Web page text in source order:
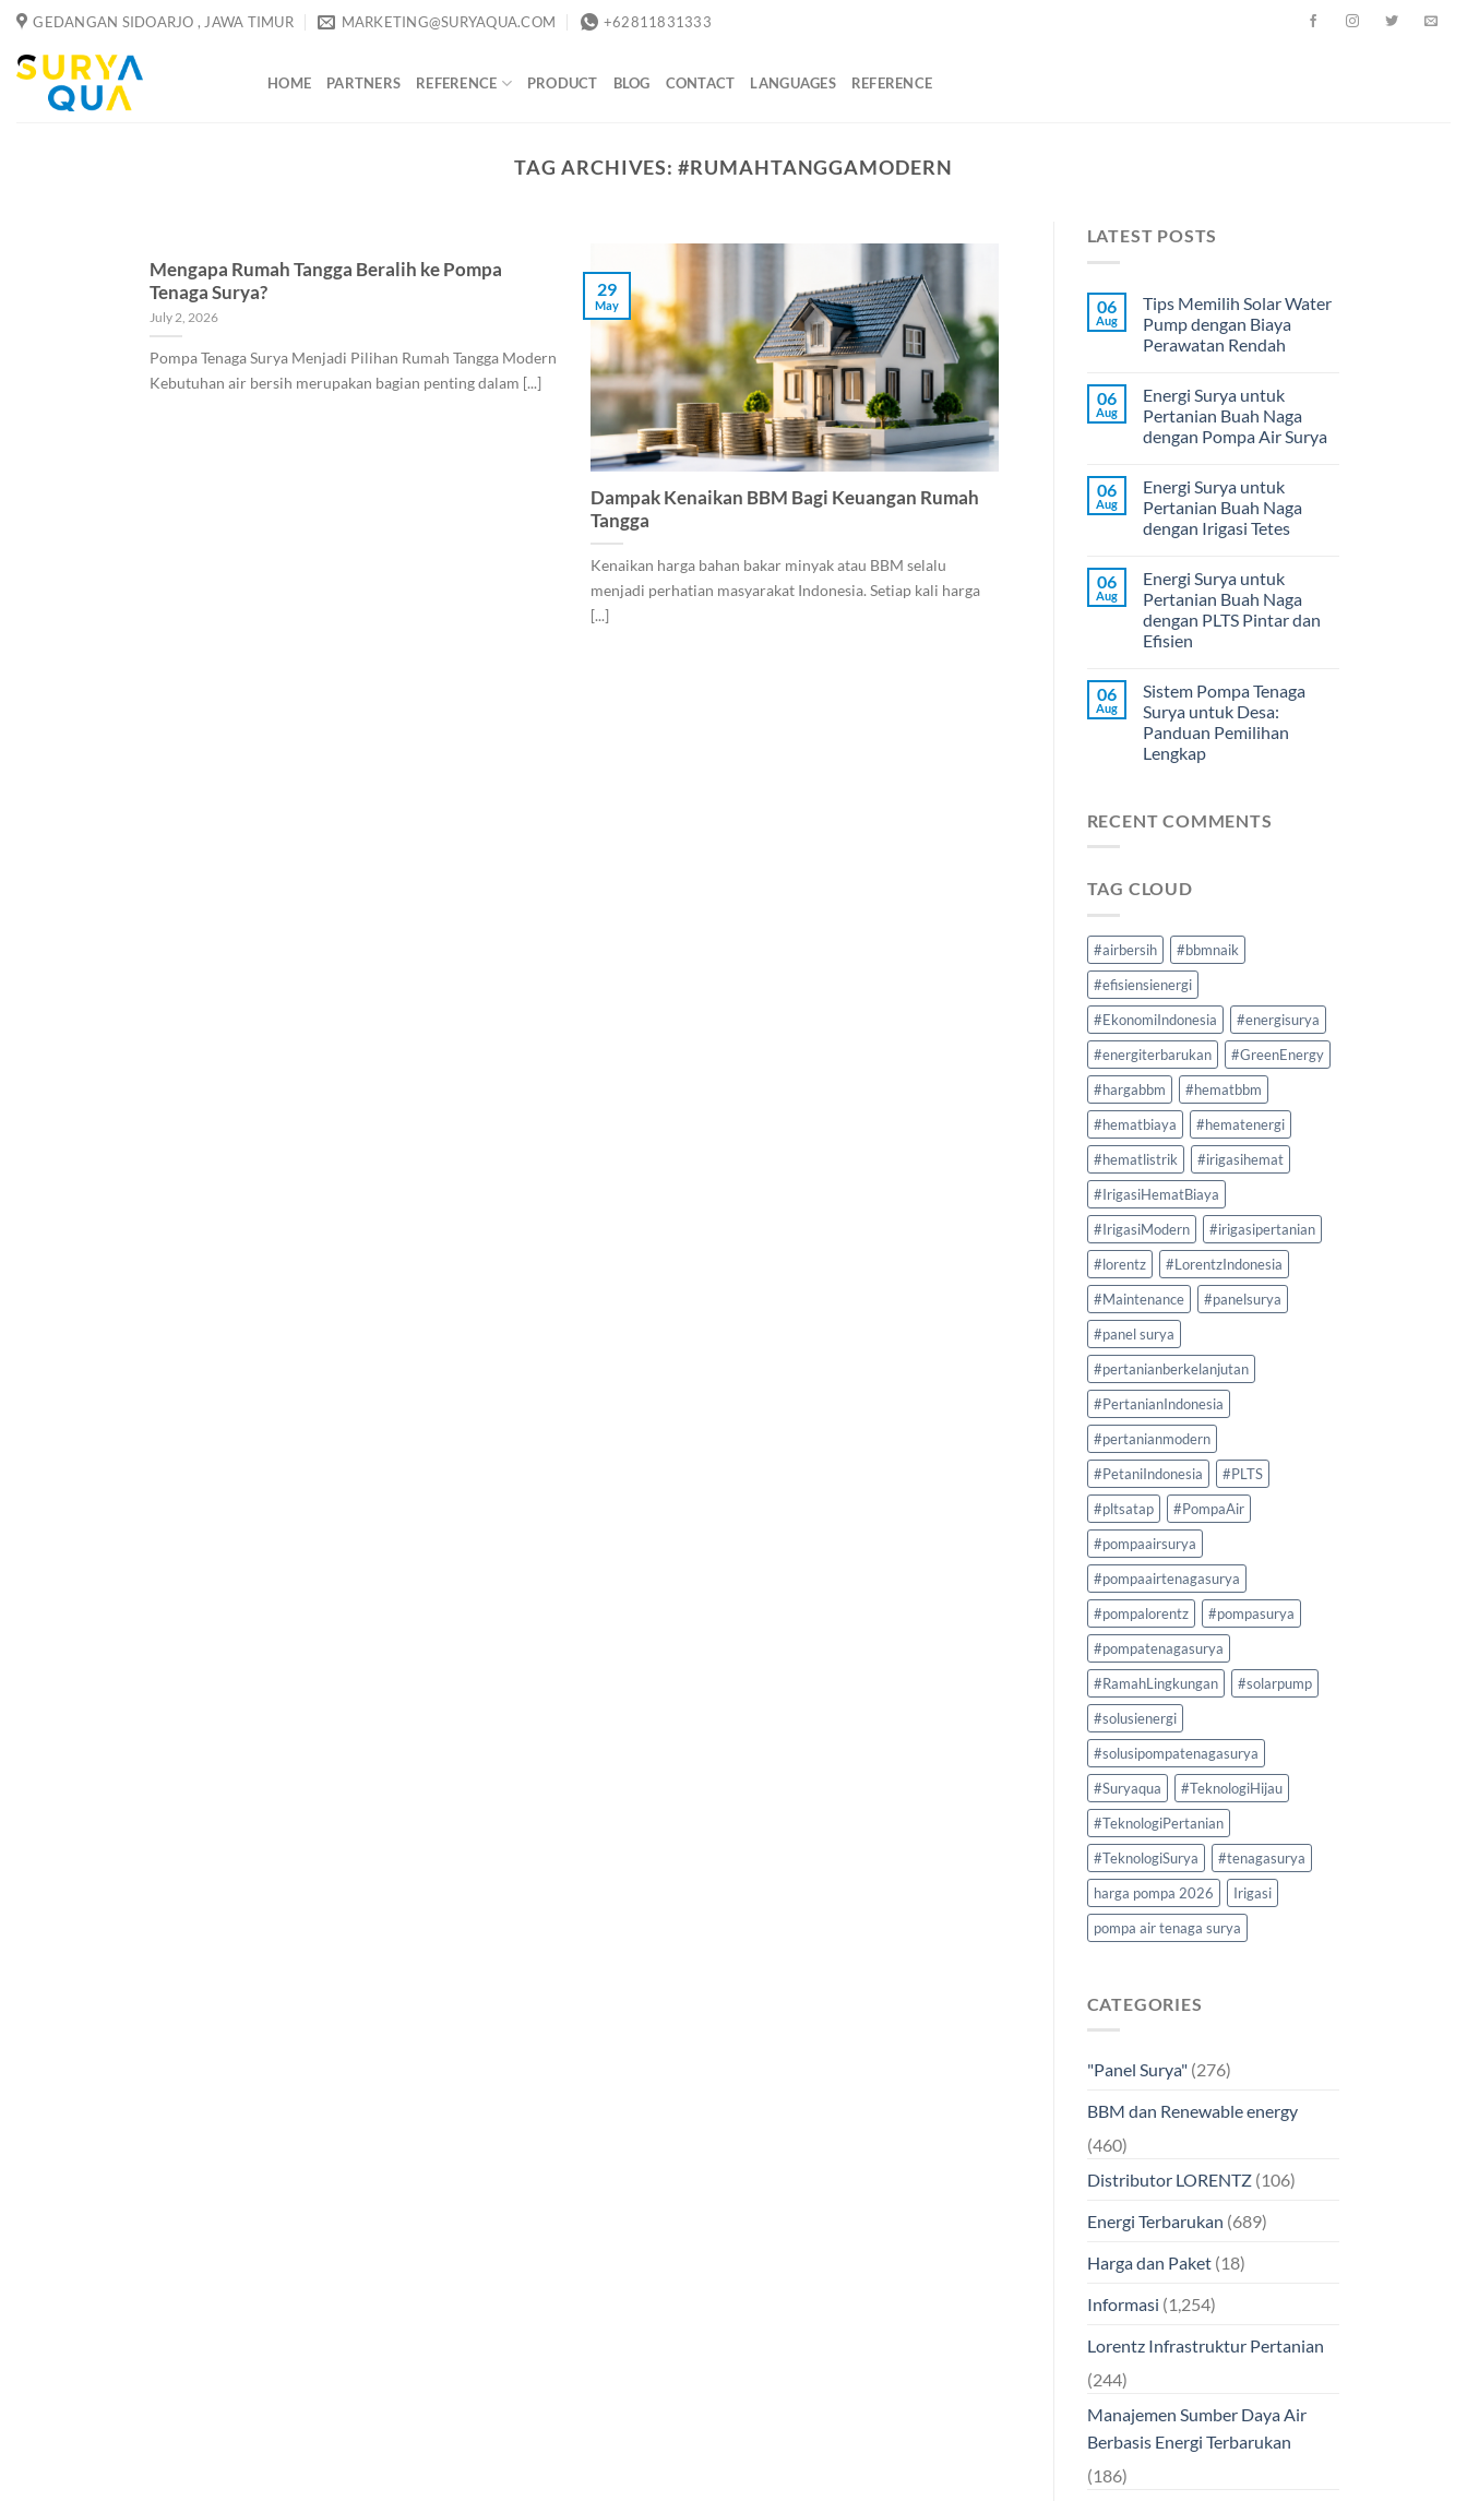
Skip
content
GEDANGAN SIDOARJO , JAWA TIMUR MARKETING@SURYAQUA.COM +62811831333
HOME PARTNERS REFERENCE PRODUCT BLOG CONTACT LANGUAGES REFERENCE
TAG ARCHIVES:#RUMAHTANGGAMODERN
Mengapa Rumah Tangga Beralih ke Pompa
Tenaga Surya?
July 2, 2026
Pompa Tenaga Surya Menjadi Pilihan Rumah Tangga Modern
Kebutuhan air bersih merupakan bagian penting dalam [...]
Dampak Kenaikan BBM Bagi Keuangan Rumah
Tangga
Kenaikan harga bahan bakar minyak atau BBM selalu
menjadi perhatian masyarakat Indonesia. Setiap kali harga
[...]
29
May
LATEST POSTS
06
Aug
Tips Memilih Solar Water
Pump dengan Biaya
Perawatan Rendah
06
Aug
Energi Surya untuk
Pertanian Buah Naga
dengan Pompa Air Surya
06
Aug
Energi Surya untuk
Pertanian Buah Naga
dengan Irigasi Tetes
06
Aug
Energi Surya untuk
Pertanian Buah Naga
dengan PLTS Pintar dan
Efisien
06
Aug
Sistem Pompa Tenaga
Surya untuk Desa:
Panduan Pemilihan
Lengkap
RECENT COMMENTS
TAG CLOUD
#airbersih
#bbmnaik
#efisiensienergi
#EkonomiIndonesia
#energisurya
#energiterbarukan
#GreenEnergy
#hargabbm
#hematbbm
#hematbiaya
#hematenergi
#hematlistrik
#irigasihemat
#IrigasiHematBiaya
#IrigasiModern
#irigasipertanian
#lorentz
#LorentzIndonesia
#Maintenance
#panelsurya
#panel surya
#pertanianberkelanjutan
#PertanianIndonesia
#pertanianmodern
#PetaniIndonesia
#PLTS
#pltsatap
#PompaAir
#pompaairsurya
#pompaairtenagasurya
#pompalorentz
#pompasurya
#pompatenagasurya
#RamahLingkungan
#solarpump
#solusienergi
#solusipompatenagasurya
#Suryaqua
#TeknologiHijau
#TeknologiPertanian
#TeknologiSurya
#tenagasurya
harga pompa 2026
Irigasi
pompa air tenaga surya
CATEGORIES
"Panel Surya"(276)
BBM dan Renewable energy
(460)
Distributor LORENTZ(106)
Energi Terbarukan (689)
Harga dan Paket(18)
Informasi (1,254)
Lorentz Infrastruktur Pertanian
(244)
Manajemen Sumber Daya Air
Berbasis Energi Terbarukan
(186)